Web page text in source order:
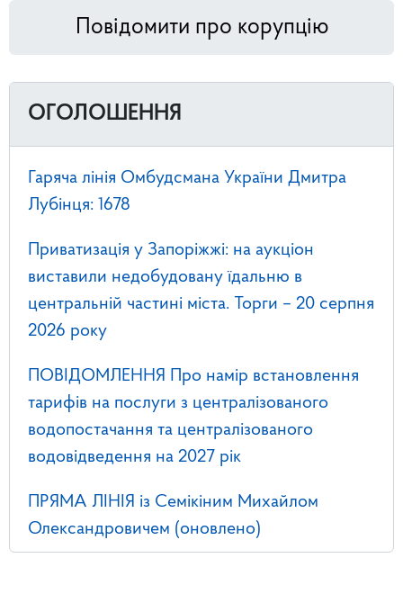
Повідомити про корупцію
ОГОЛОШЕННЯ
Гаряча лінія Омбудсмана України Дмитра
Лубінця: 1678
Приватизація у Запоріжжі: на аукціон
виставили недобудовану їдальню в
центральній частині міста. Торги – 20 серпня
2026 року
ПОВІДОМЛЕННЯ Про намір встановлення
тарифів на послуги з централізованого
водопостачання та централізованого
водовідведення на 2027 рік
ПРЯМА ЛІНІЯ із Семікіним Михайлом
Олександровичем (оновлено)